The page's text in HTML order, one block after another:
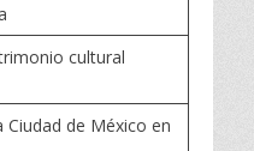
cultural
de México en